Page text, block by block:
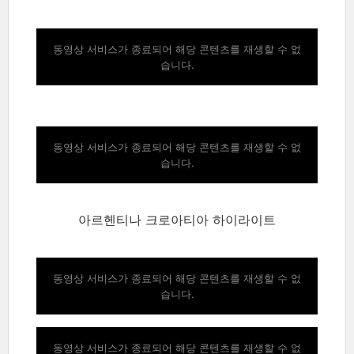
동영상 서비스가 종료되어 해당 콘텐츠를 재생할 수 없
습니다.
동영상 서비스가 종료되어 해당 콘텐츠를 재생할 수 없
습니다.
아르헨티나 크로아티아 하이라이트
동영상 서비스가 종료되어 해당 콘텐츠를 재생할 수 없
습니다.
동영상 서비스가 종료되어 해당 콘텐츠를 재생할 수 없